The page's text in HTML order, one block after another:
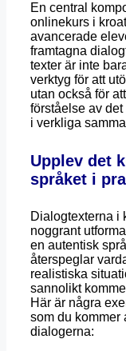
En central
onlinekurs i
avancerade
framtagna
texter är inte
verktyg för att
utan också för
förståelse av
i verkliga
Upplev det
språket i
Dialogtexterna i
noggrant
en autentisk
återspeglar
realistiska
sannolikt
Här är några
som du kommer
dialogerna: